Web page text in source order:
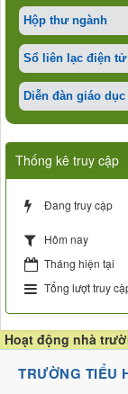
Hộp thư ngành
Sổ liên lạc điện tử
Diễn đàn giáo dục
Thống kê truy cập
Đang truy cập
Hôm nay
Tháng hiện tại
Tổng lượt truy
Hoạt động nhà
TRƯỜNG TIỂU